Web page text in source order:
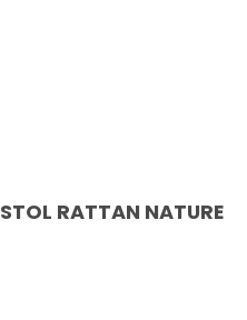
RATTAN NATURE